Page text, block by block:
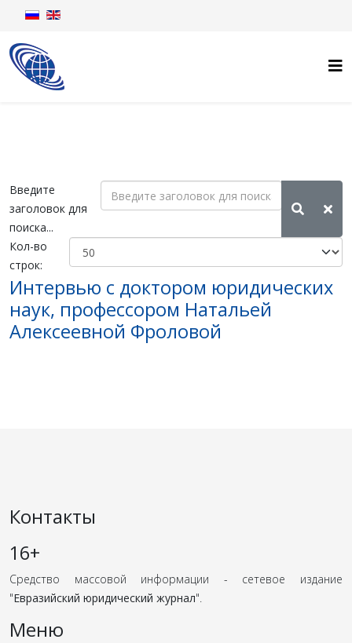
Введите
заголовок для
поиска...
Кол-во
строк:
Интервью с доктором юридических
наук, профессором Натальей
Алексеевной Фроловой
Контакты
16+
Средство массовой информации - сетевое издание
"Евразийский юридический журнал".
Меню